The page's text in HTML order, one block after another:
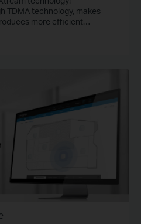
TDMA technology, makes
more efficient